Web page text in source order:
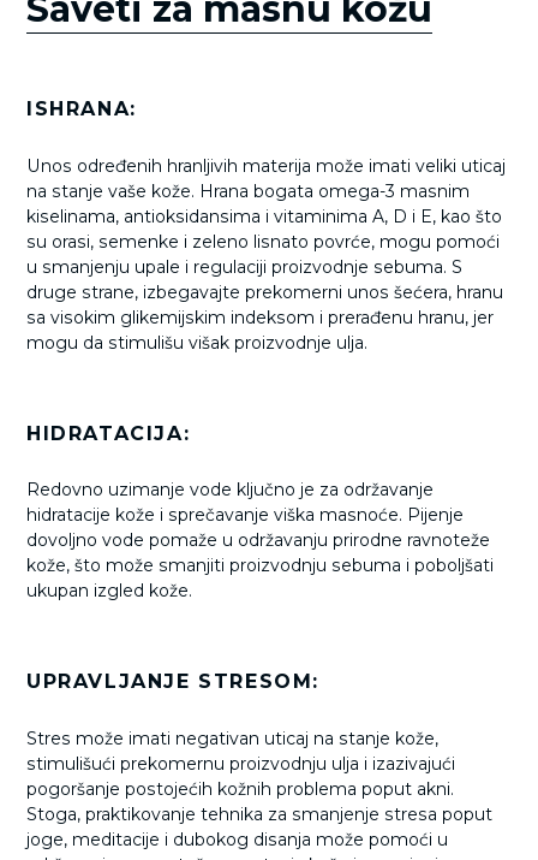
Saveti za masnu kožu
ISHRANA:
Unos određenih hranljivih materija može imati veliki uticaj
na stanje vaše kože. Hrana bogata omega-3 masnim
kiselinama, antioksidansima i vitaminima A, D i E, kao što
su orasi, semenke i zeleno lisnato povrće, mogu pomoći
u smanjenju upale i regulaciji proizvodnje sebuma. S
druge strane, izbegavajte prekomerni unos šećera, hranu
sa visokim glikemijskim indeksom i prerađenu hranu, jer
mogu da stimulišu višak proizvodnje ulja.
HIDRATACIJA:
Redovno uzimanje vode ključno je za održavanje
hidratacije kože i sprečavanje viška masnoće. Pijenje
dovoljno vode pomaže u održavanju prirodne ravnoteže
kože, što može smanjiti proizvodnju sebuma i poboljšati
ukupan izgled kože.
UPRAVLJANJE STRESOM:
Stres može imati negativan uticaj na stanje kože,
stimulišući prekomernu proizvodnju ulja i izazivajući
pogoršanje postojećih kožnih problema poput akni.
Stoga, praktikovanje tehnika za smanjenje stresa poput
joge, meditacije i dubokog disanja može pomoći u